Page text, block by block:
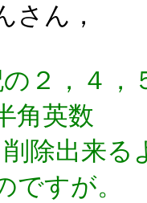
ん，
２，４
角英数
除出来
ですが。